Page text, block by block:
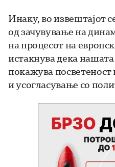
Инаку, во извештајот
од зачувување на
на процесот на
истакнува дека
покажува посветеност
и усогласување со